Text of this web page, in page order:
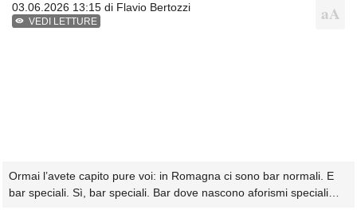
03.06.2026 13:15 di Flavio Bertozzi
VEDI LETTURE
Ormai l’avete capito pure voi: in Romagna ci sono bar normali. E
bar speciali. Sì, bar speciali. Bar dove nascono aforismi speciali…